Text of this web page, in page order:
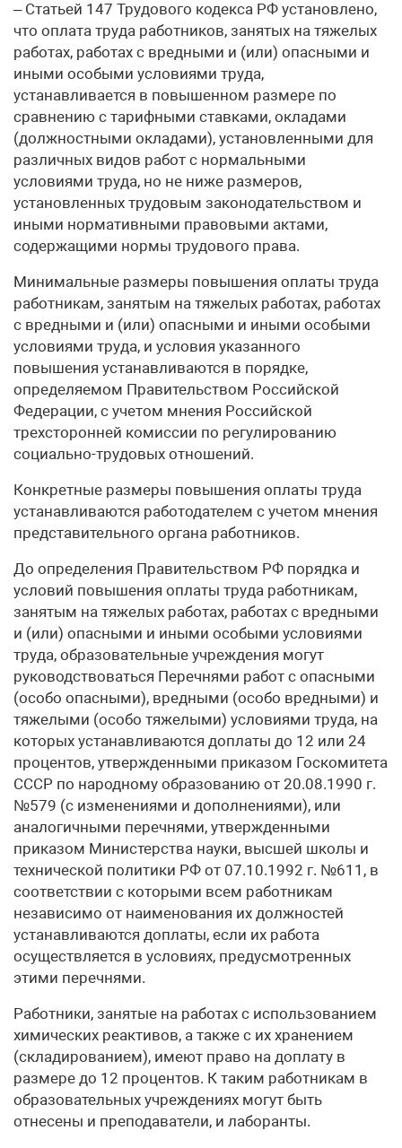
– Статьей 147 Трудового кодекса РФ установлено,
что оплата труда работников, занятых на тяжелых
работах, работах с вредными и (или) опасными и
иными особыми условиями труда,
устанавливается в повышенном размере по
сравнению с тарифными ставками, окладами
(должностными окладами), установленными для
различных видов работ с нормальными
условиями труда, но не ниже размеров,
установленных трудовым законодательством и
иными нормативными правовыми актами,
содержащими нормы трудового права.
Минимальные размеры повышения оплаты труда
работникам, занятым на тяжелых работах, работах
с вредными и (или) опасными и иными особыми
условиями труда, и условия указанного
повышения устанавливаются в порядке,
определяемом Правительством Российской
Федерации, с учетом мнения Российской
трехсторонней комиссии по регулированию
социально-трудовых отношений.
Конкретные размеры повышения оплаты труда
устанавливаются работодателем с учетом мнения
представительного органа работников.
До определения Правительством РФ порядка и
условий повышения оплаты труда работникам,
занятым на тяжелых работах, работах с вредными
и (или) опасными и иными особыми условиями
труда, образовательные учреждения могут
руководствоваться Перечнями работ с опасными
(особо опасными), вредными (особо вредными) и
тяжелыми (особо тяжелыми) условиями труда, на
которых устанавливаются доплаты до 12 или 24
процентов, утвержденными приказом Госкомитета
СССР по народному образованию от 20.08.1990 г.
№579 (с изменениями и дополнениями), или
аналогичными перечнями, утвержденными
приказом Министерства науки, высшей школы и
технической политики РФ от 07.10.1992 г. №611, в
соответствии с которыми всем работникам
независимо от наименования их должностей
устанавливаются доплаты, если их работа
осуществляется в условиях, предусмотренных
этими перечнями.
Работники, занятые на работах с использованием
химических реактивов, а также с их хранением
(складированием), имеют право на доплату в
размере до 12 процентов. К таким работникам в
образовательных учреждениях могут быть
отнесены и преподаватели, и лаборанты.